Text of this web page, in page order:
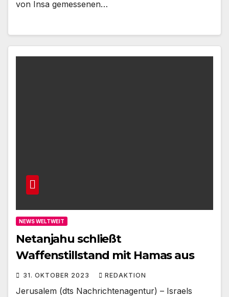
von Insa gemessenen…
NEWS WELTWEIT
Netanjahu schließt
Waffenstillstand mit Hamas aus
31. OKTOBER 2023 REDAKTION
Jerusalem (dts Nachrichtenagentur) – Israels